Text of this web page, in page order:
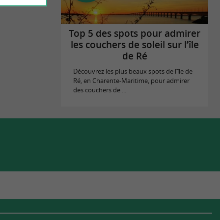
Top 5 des spots pour admirer
les couchers de soleil sur l’île
de Ré
Découvrez les plus beaux spots de l’île de
Ré, en Charente-Maritime, pour admirer
des couchers de ...